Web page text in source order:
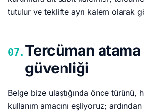
tutulur ve teklifte ayrı kalem olarak
07. Tercüman
güvenliği
Belge bize ulaştığında önce türünü,
kullanım amacını eşliyoruz;